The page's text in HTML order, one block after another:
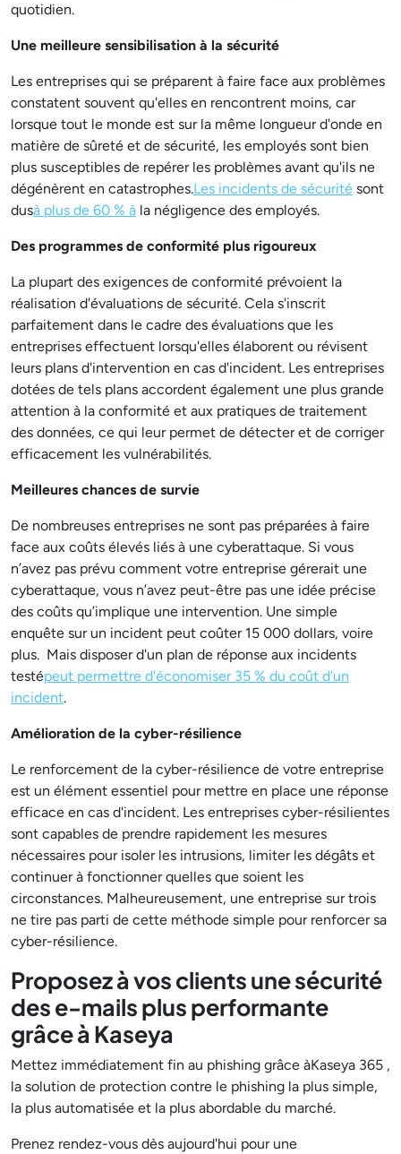
quotidien.
Une meilleure sensibilisation à la sécurité
Les entreprises qui se préparent à faire face aux problèmes
constatent souvent qu'elles en rencontrent moins, car
lorsque tout le monde est sur la même longueur d'onde en
matière de sûreté et de sécurité, les employés sont bien
plus susceptibles de repérer les problèmes avant qu'ils ne
dégénèrent en catastrophes.Les incidents de sécurité sont
dusà plus de 60 % à la négligence des employés.
Des programmes de conformité plus rigoureux
La plupart des exigences de conformité prévoient la
réalisation d'évaluations de sécurité. Cela s'inscrit
parfaitement dans le cadre des évaluations que les
entreprises effectuent lorsqu'elles élaborent ou révisent
leurs plans d'intervention en cas d'incident. Les entreprises
dotées de tels plans accordent également une plus grande
attention à la conformité et aux pratiques de traitement
des données, ce qui leur permet de détecter et de corriger
efficacement les vulnérabilités.
Meilleures chances de survie
De nombreuses entreprises ne sont pas préparées à faire
face aux coûts élevés liés à une cyberattaque. Si vous
n’avez pas prévu comment votre entreprise gérerait une
cyberattaque, vous n’avez peut-être pas une idée précise
des coûts qu’implique une intervention. Une simple
enquête sur un incident peut coûter 15 000 dollars, voire
plus. Mais disposer d'un plan de réponse aux incidents
testépeut permettre d'économiser 35 % du coût d'un
incident.
Amélioration de la cyber-résilience
Le renforcement de la cyber-résilience de votre entreprise
est un élément essentiel pour mettre en place une réponse
efficace en cas d'incident. Les entreprises cyber-résilientes
sont capables de prendre rapidement les mesures
nécessaires pour isoler les intrusions, limiter les dégâts et
continuer à fonctionner quelles que soient les
circonstances. Malheureusement, une entreprise sur trois
ne tire pas parti de cette méthode simple pour renforcer sa
cyber-résilience.
Proposez à vos clients une sécurité
des e-mails plus performante
grâce à Kaseya
Mettez immédiatement fin au phishing grâce àKaseya 365 ,
la solution de protection contre le phishing la plus simple,
la plus automatisée et la plus abordable du marché.
Prenez rendez-vous dès aujourd'hui pour une